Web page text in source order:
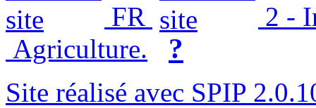
FR
2 -
Agriculture.
?
Site réalisé avec SPIP